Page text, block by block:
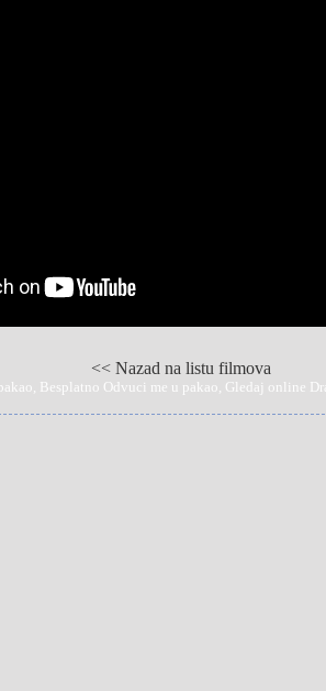
<< Nazad na listu filmova
Besplatno Odvuci me u pakao, Gledaj online